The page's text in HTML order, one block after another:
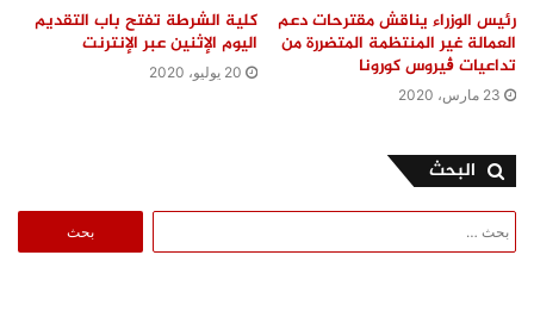
رئيس الوزراء يناقش مقترحات دعم
العمالة غير المنتظمة المتضررة من
تداعيات ڨيروس كورونا
23 مارس، 2020
كلية الشرطة تفتح باب التقديم
اليوم الإثنين عبر الإنترنت
20 يوليو، 2020
البحث
عن: